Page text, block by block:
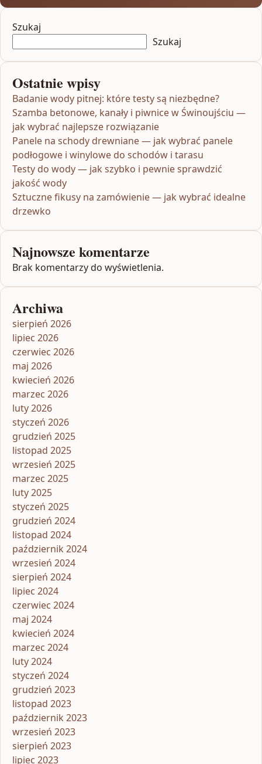
Szukaj
Szukaj
Ostatnie wpisy
Badanie wody pitnej: które testy są niezbędne?
Szamba betonowe, kanały i piwnice w Świnoujściu —
jak wybrać najlepsze rozwiązanie
Panele na schody drewniane — jak wybrać panele
podłogowe i winylowe do schodów i tarasu
Testy do wody — jak szybko i pewnie sprawdzić
jakość wody
Sztuczne fikusy na zamówienie — jak wybrać idealne
drzewko
Najnowsze komentarze
Brak komentarzy do wyświetlenia.
Archiwa
sierpień 2026
lipiec 2026
czerwiec 2026
maj 2026
kwiecień 2026
marzec 2026
luty 2026
styczeń 2026
grudzień 2025
listopad 2025
wrzesień 2025
marzec 2025
luty 2025
styczeń 2025
grudzień 2024
listopad 2024
październik 2024
wrzesień 2024
sierpień 2024
lipiec 2024
czerwiec 2024
maj 2024
kwiecień 2024
marzec 2024
luty 2024
styczeń 2024
grudzień 2023
listopad 2023
październik 2023
wrzesień 2023
sierpień 2023
lipiec 2023